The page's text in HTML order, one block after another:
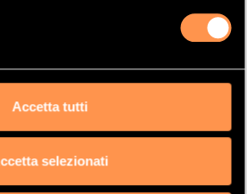
Accetta tutti
selezionati
TUO PRODOTTO PER